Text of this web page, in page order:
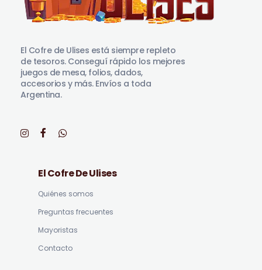
El Cofre de Ulises está siempre repleto
de tesoros. Conseguí rápido los mejores
juegos de mesa, folios, dados,
accesorios y más. Envíos a toda
Argentina.
El Cofre De Ulises
Quiénes somos
Preguntas frecuentes
Mayoristas
Contacto